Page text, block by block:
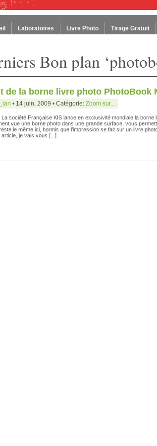
Laboratoires Livre Photo Tirage Gratuit
Bon plan
de la borne livre photo PhotoBook
• 14 juin, 2009 • Catégorie: Zoom sur...
société Française KIS lance en exclusivité mondiale la borne
vue une borne photo dans une grande surface, vous
le même ici, hormis que l’impression se fait sur un livre
article, je vais vous [...]